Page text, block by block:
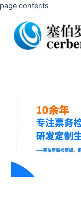
page contents
内
容